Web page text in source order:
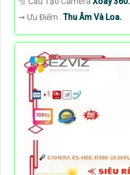
️⇝ Ưu Điểm :Thu Âm Và Loa.